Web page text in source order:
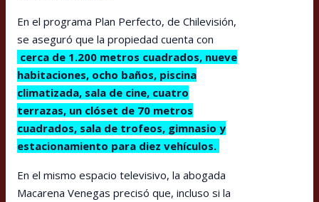
En el programa Plan Perfecto, de Chilevisión,
se aseguró que la propiedad cuenta con
cerca de 1.200 metros cuadrados, nueve
habitaciones, ocho baños, piscina
climatizada, sala de cine, cuatro
terrazas, un clóset de 70 metros
cuadrados, sala de trofeos, gimnasio y
estacionamiento para diez vehículos.
En el mismo espacio televisivo, la abogada
Macarena Venegas precisó que, incluso si la